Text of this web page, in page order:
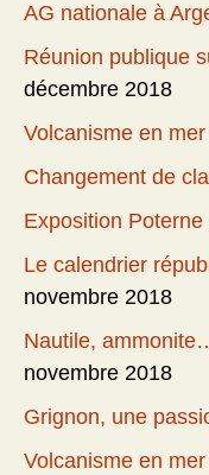
AG nationale à
Réunion publique
décembre 2018
Volcanisme en
Changement de
Exposition Poterne
Le calendrier
novembre 2018
Nautile,
novembre 2018
Grignon, une
Volcanisme en